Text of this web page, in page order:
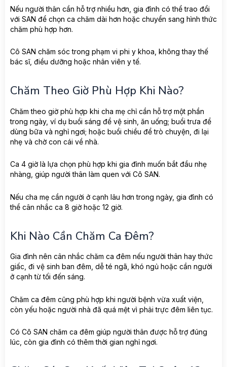
Nếu người thân cần hỗ trợ nhiều hơn, gia đình có thể trao đổi
với SAN để chọn ca chăm dài hơn hoặc chuyển sang hình thức
chăm phù hợp hơn.
Cô SAN chăm sóc trong phạm vi phi y khoa, không thay thế
bác sĩ, điều dưỡng hoặc nhân viên y tế.
Chăm Theo Giờ Phù Hợp Khi Nào?
Chăm theo giờ phù hợp khi cha mẹ chỉ cần hỗ trợ một phần
trong ngày, ví dụ buổi sáng để vệ sinh, ăn uống; buổi trưa để
dùng bữa và nghỉ ngơi; hoặc buổi chiều để trò chuyện, đi lại
nhẹ và chờ con cái về nhà.
Ca 4 giờ là lựa chọn phù hợp khi gia đình muốn bắt đầu nhẹ
nhàng, giúp người thân làm quen với Cô SAN.
Nếu cha mẹ cần người ở cạnh lâu hơn trong ngày, gia đình có
thể cân nhắc ca 8 giờ hoặc 12 giờ.
Khi Nào Cần Chăm Ca Đêm?
Gia đình nên cân nhắc chăm ca đêm nếu người thân hay thức
giấc, đi vệ sinh ban đêm, dễ té ngã, khó ngủ hoặc cần người
ở cạnh từ tối đến sáng.
Chăm ca đêm cũng phù hợp khi người bệnh vừa xuất viện,
còn yếu hoặc người nhà đã quá mệt vì phải trực đêm liên tục.
Có Cô SAN chăm ca đêm giúp người thân được hỗ trợ đúng
lúc, còn gia đình có thêm thời gian nghỉ ngơi.